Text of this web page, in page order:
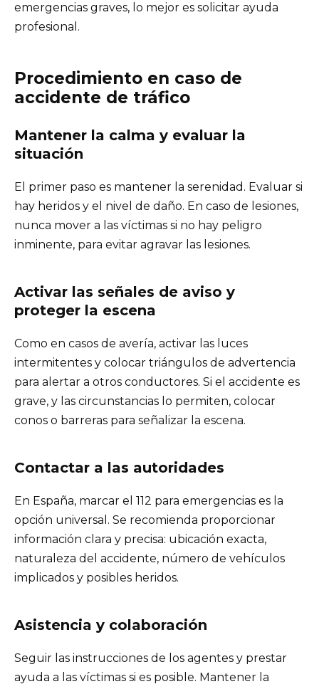
emergencias graves, lo mejor es solicitar ayuda
profesional.
Procedimiento en caso de
accidente de tráfico
Mantener la calma y evaluar la
situación
El primer paso es mantener la serenidad. Evaluar si
hay heridos y el nivel de daño. En caso de lesiones,
nunca mover a las víctimas si no hay peligro
inminente, para evitar agravar las lesiones.
Activar las señales de aviso y
proteger la escena
Como en casos de avería, activar las luces
intermitentes y colocar triángulos de advertencia
para alertar a otros conductores. Si el accidente es
grave, y las circunstancias lo permiten, colocar
conos o barreras para señalizar la escena.
Contactar a las autoridades
En España, marcar el 112 para emergencias es la
opción universal. Se recomienda proporcionar
información clara y precisa: ubicación exacta,
naturaleza del accidente, número de vehículos
implicados y posibles heridos.
Asistencia y colaboración
Seguir las instrucciones de los agentes y prestar
ayuda a las víctimas si es posible. Mantener la